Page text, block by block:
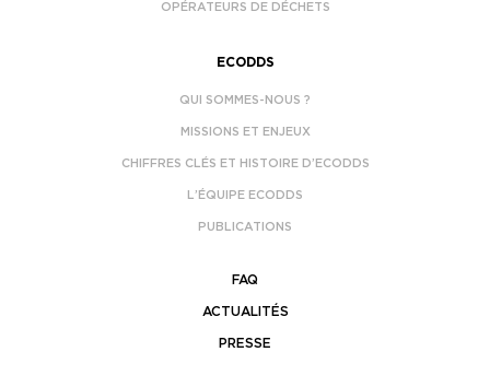
OPÉRATEURS DE DÉCHETS
ECODDS
QUI SOMMES-NOUS ?
MISSIONS ET ENJEUX
CHIFFRES CLÉS ET HISTOIRE D’ECODDS
L’ÉQUIPE ECODDS
PUBLICATIONS
FAQ
ACTUALITÉS
PRESSE